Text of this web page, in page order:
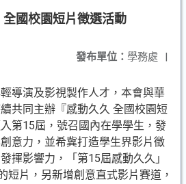
全國校園短片徵選活動
發布單位： 學務處 |
導演及影視製作人才，本會與華
共同主辦『感動久久 全國校園短
第15屆，號召國內在學學生，發
意力，並希冀打造學生界影片徵
揮影響力，「第15屆感動久久」
短片，另新增創意直式影片賽道，